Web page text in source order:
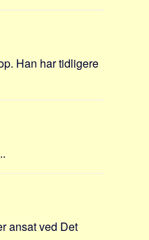
Han har tidligere
ansat ved Det